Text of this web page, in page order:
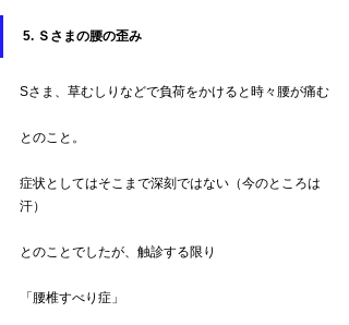
5. Ｓさまの腰の歪み
Sさま、草むしりなどで負荷をかけると時々腰が痛む
とのこと。
症状としてはそこまで深刻ではない（今のところは
汗）
とのことでしたが、触診する限り
「腰椎すべり症」